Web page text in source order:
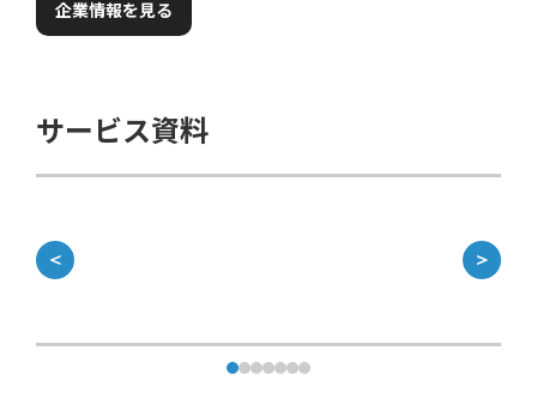
企業情報を見る
サービス資料
＜ ＞